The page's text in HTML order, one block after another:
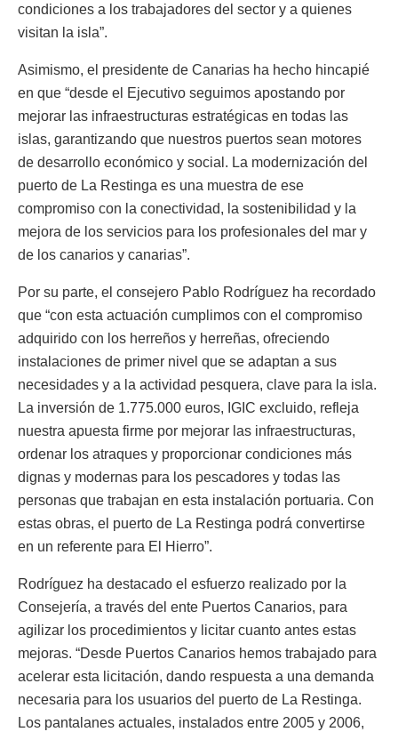
condiciones a los trabajadores del sector y a quienes
visitan la isla”.
Asimismo, el presidente de Canarias ha hecho hincapié
en que “desde el Ejecutivo seguimos apostando por
mejorar las infraestructuras estratégicas en todas las
islas, garantizando que nuestros puertos sean motores
de desarrollo económico y social. La modernización del
puerto de La Restinga es una muestra de ese
compromiso con la conectividad, la sostenibilidad y la
mejora de los servicios para los profesionales del mar y
de los canarios y canarias”.
Por su parte, el consejero Pablo Rodríguez ha recordado
que “con esta actuación cumplimos con el compromiso
adquirido con los herreños y herreñas, ofreciendo
instalaciones de primer nivel que se adaptan a sus
necesidades y a la actividad pesquera, clave para la isla.
La inversión de 1.775.000 euros, IGIC excluido, refleja
nuestra apuesta firme por mejorar las infraestructuras,
ordenar los atraques y proporcionar condiciones más
dignas y modernas para los pescadores y todas las
personas que trabajan en esta instalación portuaria. Con
estas obras, el puerto de La Restinga podrá convertirse
en un referente para El Hierro”.
Rodríguez ha destacado el esfuerzo realizado por la
Consejería, a través del ente Puertos Canarios, para
agilizar los procedimientos y licitar cuanto antes estas
mejoras. “Desde Puertos Canarios hemos trabajado para
acelerar esta licitación, dando respuesta a una demanda
necesaria para los usuarios del puerto de La Restinga.
Los pantalanes actuales, instalados entre 2005 y 2006,